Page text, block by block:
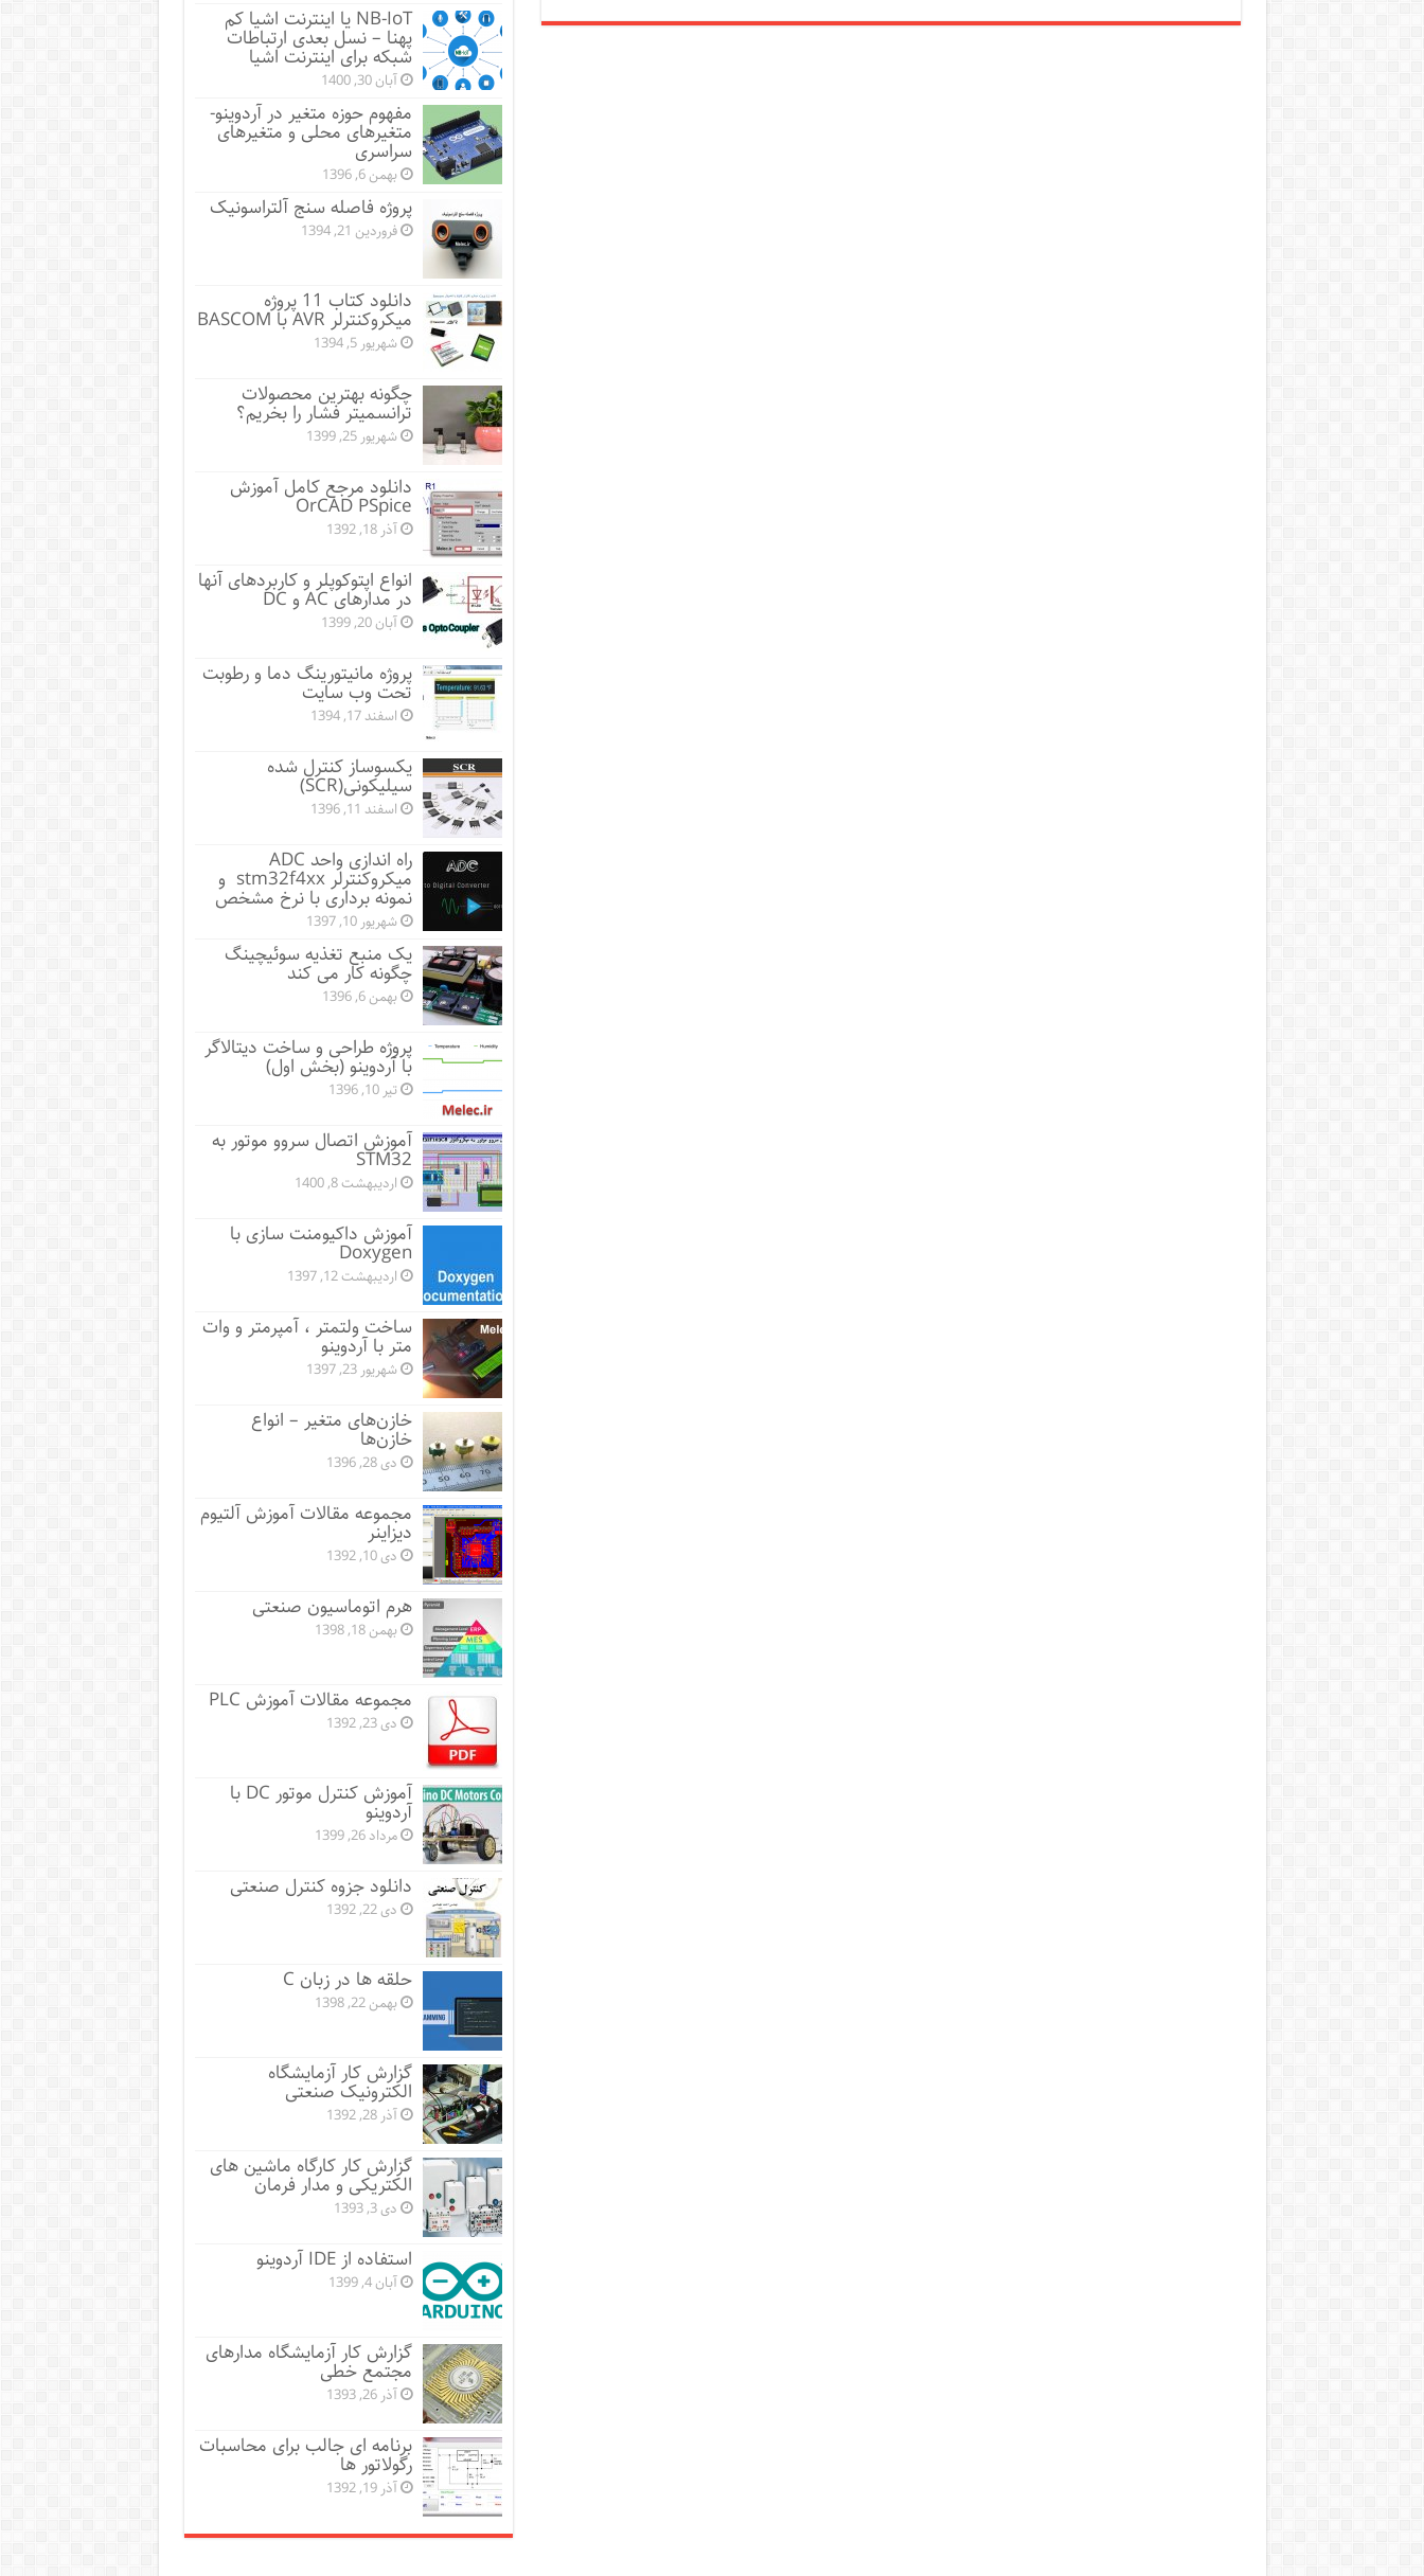
NB-IoT یا اینترنت اشیا کم
پهنا – نسل بعدی ارتباطات
شبکه برای اینترنت اشیا
آبان 30, 1400
مفهوم حوزه متغیر در آردوینو-
متغیرهای محلی و متغیرهای
سراسری
بهمن 6, 1396
پروژه فاصله سنج آلتراسونیک
فروردین 21, 1394
دانلود کتاب 11 پروژه
میکروکنترلر AVR با BASCOM
شهریور 5, 1394
چگونه بهترین محصولات
ترانسمیتر فشار را بخریم؟
شهریور 25, 1399
دانلود مرجع کامل آموزش
OrCAD PSpice
آذر 18, 1392
انواع اپتوکوپلر و کاربردهای آنها
در مدارهای AC و DC
آبان 20, 1399
پروژه مانيتورينگ دما و رطوبت
تحت وب سایت
اسفند 17, 1394
یکسوساز کنترل شده
سیلیکونی(SCR)
اسفند 11, 1396
راه اندازی واحد ADC
میکروکنترلر stm32f4xx و
نمونه برداری با نرخ مشخص
شهریور 10, 1397
یک منبع تغذیه سوئیچینگ
چگونه کار می کند
بهمن 6, 1396
پروژه طراحی و ساخت دیتالاگر
با آردوینو (بخش اول)
تیر 10, 1396
آموزش اتصال سروو موتور به
STM32
اردیبهشت 8, 1400
آموزش داکیومنت سازی با
Doxygen
اردیبهشت 12, 1397
ساخت ولتمتر ، آمپرمتر و وات
متر با آردوینو
شهریور 23, 1397
خازن‌های متغیر – انواع
خازن‌ها
دی 28, 1396
مجموعه مقالات آموزش آلتیوم
دیزاینر
دی 10, 1392
هرم اتوماسیون صنعتی
بهمن 18, 1398
مجموعه مقالات آموزش PLC
دی 23, 1392
آموزش کنترل موتور DC با
آردوینو
مرداد 26, 1399
دانلود جزوه کنترل صنعتی
دی 22, 1392
حلقه ها در زبان C
بهمن 22, 1398
گزارش کار آزمایشگاه
الکترونیک صنعتی
آذر 28, 1392
گزارش کار کارگاه ماشین های
الکتریکی و مدار فرمان
دی 3, 1393
استفاده از IDE آردوینو
آبان 4, 1399
گزارش کار آزمایشگاه مدارهای
مجتمع خطی
آذر 26, 1393
برنامه ای جالب برای محاسبات
رگولاتور ها
آذر 19, 1392